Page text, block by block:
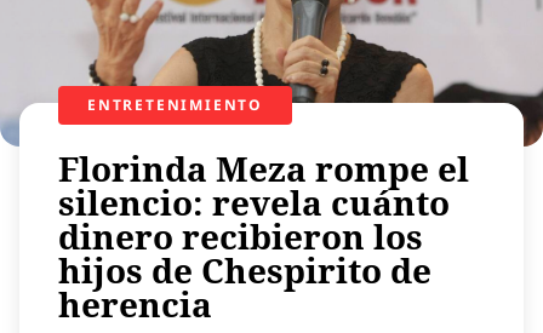
Regiones
Entretenimiento
Mundo
Virales
Tecnología
Economía
Estilo de vida
Contenido patrocinado
ENTRETENIMIENTO
Florinda Meza rompe el
silencio: revela cuánto
dinero recibieron los
hijos de Chespirito de
herencia